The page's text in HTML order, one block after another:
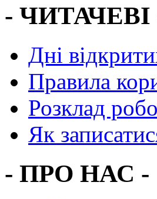
- ЧИТАЧЕВІ
Дні
Правила
Розклад
Як
- ПРО НАС -